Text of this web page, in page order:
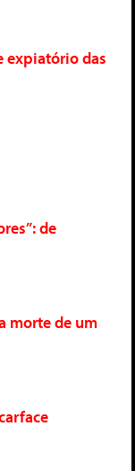
expiatório das
de
morte de um